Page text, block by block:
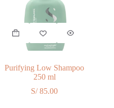
Purifying Low Shampoo
250 ml
S/85.00